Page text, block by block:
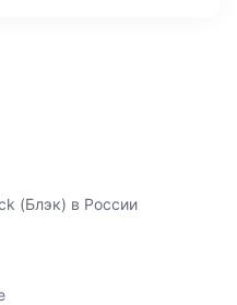
(Блэк) в России